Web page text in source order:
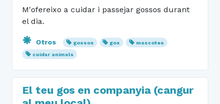
M'ofereixo a cuidar i passejar gossos durant
el dia.
Otros gossos gos
mascotes
cuidar animals
El teu gos en companyia (cangur